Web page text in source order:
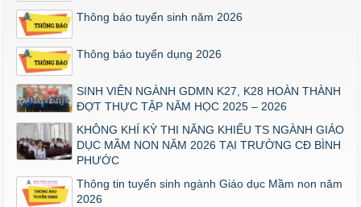
Thông báo tuyển sinh năm 2026
Thông báo tuyển dụng 2026
SINH VIÊN NGÀNH GDMN K27, K28 HOÀN THÀNH
ĐỢT THỰC TẬP NĂM HỌC 2025 – 2026
KHÔNG KHÍ KỲ THI NĂNG KHIẾU TS NGÀNH GIÁO
DỤC MẦM NON NĂM 2026 TẠI TRƯỜNG CĐ BÌNH
PHƯỚC
Thông tin tuyển sinh ngành Giáo dục Mầm non năm
2026